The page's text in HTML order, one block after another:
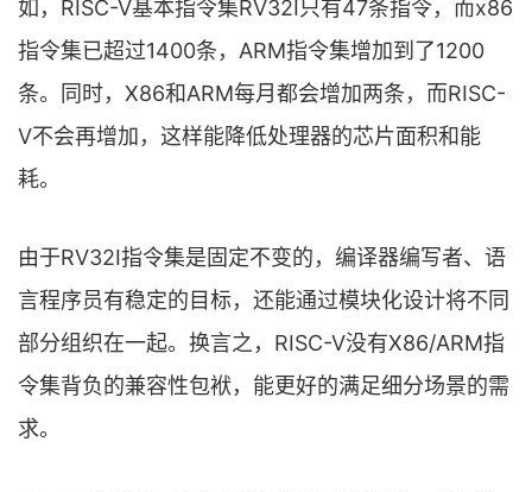
如，RISC-V基本指令集RV32I只有47条指令，而x86
指令集已超过1400条，ARM指令集增加到了1200
条。同时，X86和ARM每月都会增加两条，而RISC-
V不会再增加，这样能降低处理器的芯片面积和能
耗。
由于RV32I指令集是固定不变的，编译器编写者、语
言程序员有稳定的目标，还能通过模块化设计将不同
部分组织在一起。换言之，RISC-V没有X86/ARM指
令集背负的兼容性包袱，能更好的满足细分场景的需
求。